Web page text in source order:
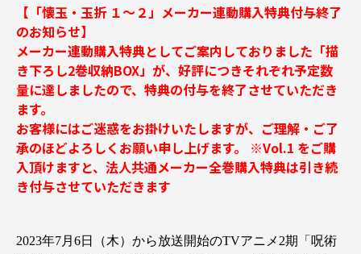
【「懐玉・玉折 １～２」メーカー連動購入特典付与終了
のお知らせ】
メーカー連動購入特典としてご案内しておりました「描
き下ろし2巻収納BOX」が、好評につきそれぞれ予定数
量に達しましたので、特典の付与を終了させていただき
ます。
お客様にはご迷惑をお掛けいたしますが、ご理解・ご了
承のほどよろしくお願い申し上げます。 ※Vol.1 をご購
入頂けますと、法人共通メーカー全巻購入特典は引き続
き付与させていただきます
2023年7月6日（木）から放送開始のTVアニメ2期「呪術